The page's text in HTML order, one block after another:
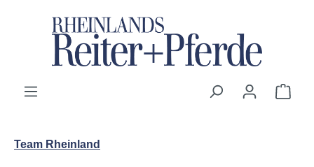
Zum Hauptinhalt springen
Team Rheinland